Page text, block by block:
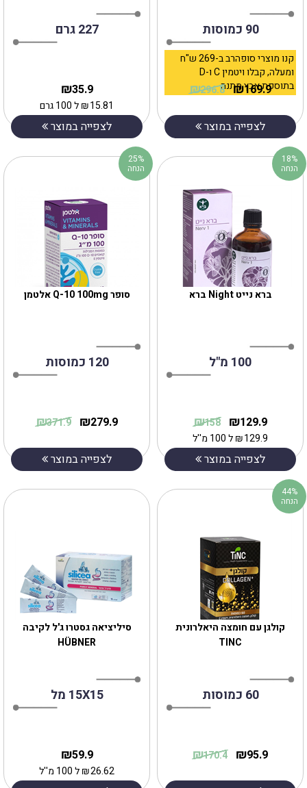
227 גרם
35.9
₪
15.81
₪ל 100 גרם
לצפייה במוצר
90 כמוסות
קנו מוצרי סופהרב ב-269 ש"ח
ומעלה, קבלו ויטמין C ו-D
בתוספת אבץ מתנה
169.9
₪
296.8
₪
לצפייה במוצר
סופר Q-10 100mg אלטמן
120 כמוסות
279.9
₪
371.9
₪
לצפייה במוצר
25%
הנחה
ברא נייט Night ברא
100 מ"ל
129.9
₪
158
₪
129.9
₪ל 100 מ''ל
לצפייה במוצר
18%
הנחה
סיליציאה גסטרו ג'ל לקיבה
HÜBNER
15X15 מל
59.9
₪
26.62
₪ל 100 מ''ל
קולגן עם חומצה היאלרונית
TINC
60 כמוסות
95.9
₪
170.4
₪
44%
הנחה